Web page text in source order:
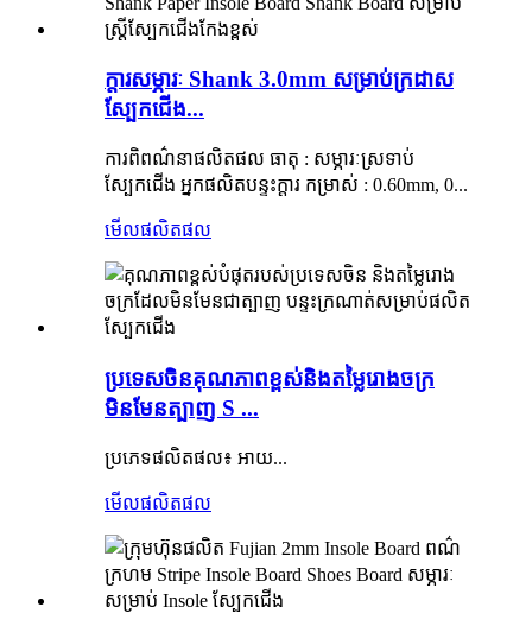
ក្តារសម្ភារៈ Shank 3.0mm សម្រាប់ក្រដាស
ស្បែកជើង...
ការពិពណ៌នាផលិតផល ធាតុ : សម្ភារៈស្រទាប់
ស្បែកជើង អ្នកផលិតបន្ទះក្តារ កម្រាស់ : 0.60mm, 0...
មើលផលិតផល
ប្រទេសចិនគុណភាពខ្ពស់និងតម្លៃរោងចក្រ
មិនមែនត្បាញ S ...
ប្រភេទផលិតផល៖ អាយ...
មើលផលិតផល